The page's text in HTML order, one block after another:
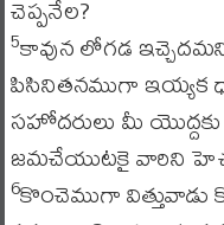
చెప్పనేల?
5కావున లోగడ
పిసినితనముగా ఇయ్యక
సహోదరులు మీ
జమచేయుటకై వారిని
6కొంచెముగా